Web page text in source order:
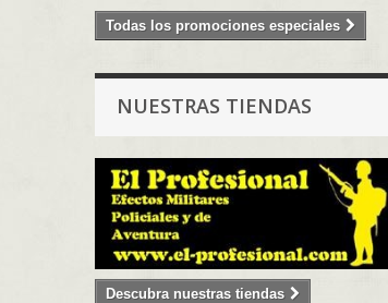
Todas los promociones especiales
NUESTRAS TIENDAS
Descubra nuestras tiendas